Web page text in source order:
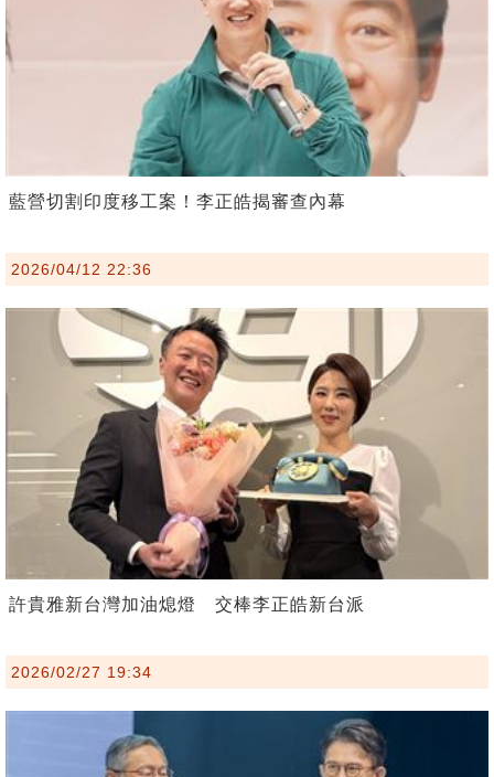
藍營切割印度移工案！李正皓揭審查內幕
2026/04/12 22:36
許貴雅新台灣加油熄燈 交棒李正皓新台派
2026/02/27 19:34